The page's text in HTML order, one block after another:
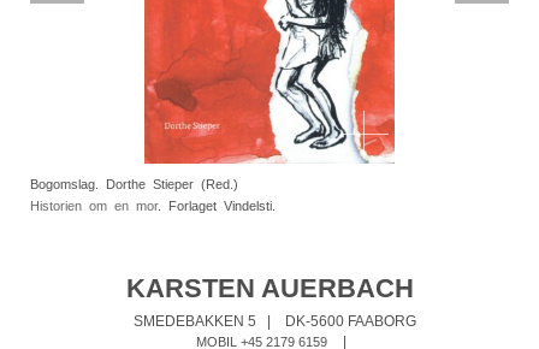
Bogomslag. Dorthe Stieper (Red.)
Historien om en mor. Forlaget Vindelsti.
KARSTEN AUERBACH
SMEDEBAKKEN 5 | DK-5600 FAABORG
MOBIL +45 2179 6159 |